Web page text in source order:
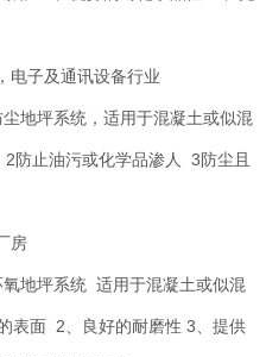
电子及通讯设备行业
地坪系统，适用于混凝土或似混
防止油污或化学品渗人 3防尘且
房
地坪系统 适用于混凝土或似混
表面 2、良好的耐磨性 3、提供